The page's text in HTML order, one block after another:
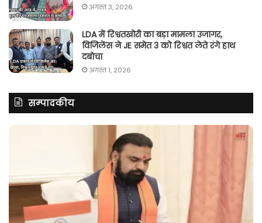
अगस्त 3, 2026
LDA में रिश्वतखोरी का बड़ा मामला उजागर,
विजिलेंस ने JE समेत 3 को रिश्वत लेते रंगे हाथ
दबोचा
अगस्त 1, 2026
सम्पादकीय